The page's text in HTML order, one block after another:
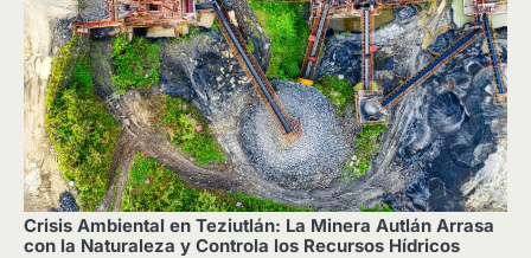
Crisis Ambiental en Teziutlán: La Minera Autlán Arrasa
con la Naturaleza y Controla los Recursos Hídricos